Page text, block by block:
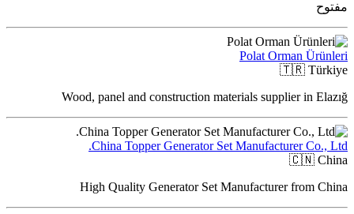
مفتوح
Polat Orman Ürünleri
🇹🇷 Türkiye
Wood, panel and construction materials supplier in Elazığ
China Topper Generator Set Manufacturer Co., Ltd.
🇨🇳 China
High Quality Generator Set Manufacturer from China